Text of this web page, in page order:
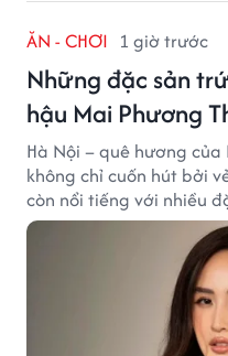
ĂN - CHƠI 1 giờ trước
Những đặc sản
hậu Mai Phương
Hà Nội – quê hương
không chỉ cuốn hút bởi
còn nổi tiếng với nhiều
vị tinh tế và đậm đà bản